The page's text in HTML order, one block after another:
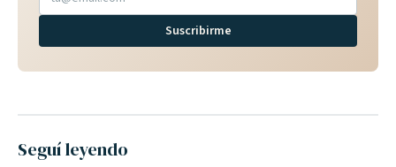
Suscribirme
Seguí leyendo